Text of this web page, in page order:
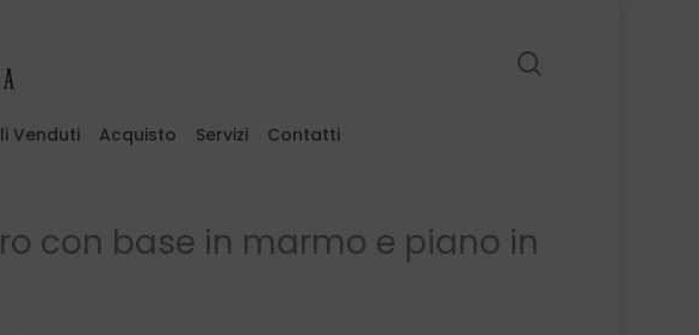
Venduti Acquisto Servizi Contatti
con base in marmo e piano in